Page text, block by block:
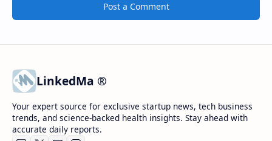
Post a Comment
LinkedMa ®
Your expert source for exclusive startup news, tech business
trends, and science-backed health insights. Stay ahead with
accurate daily reports.